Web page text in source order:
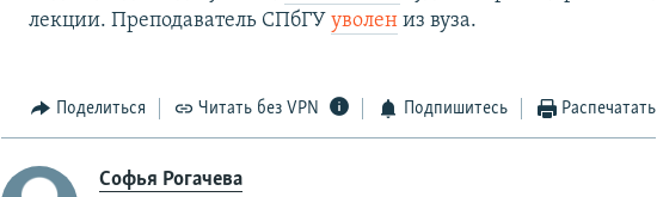
лекции. Преподаватель СПбГУ уволениз вуза.
Поделиться Читать без VPN Подпишитесь Распечатать
Софья Рогачева